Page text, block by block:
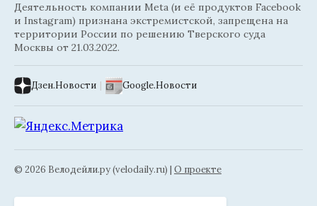
Деятельность компании Meta (и её продуктов Facebook
и Instagram) признана экстремистской, запрещена на
территории России по решению Тверского суда
Москвы от 21.03.2022.
Дзен.Новости | Google.Новости
© 2026 Велодейли.ру (velodaily.ru) | О проекте